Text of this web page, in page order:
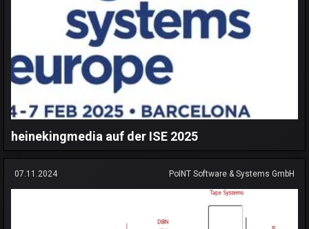
heinekingmedia auf der ISE 2025
07.11.2024 PoINT Software & Systems GmbH